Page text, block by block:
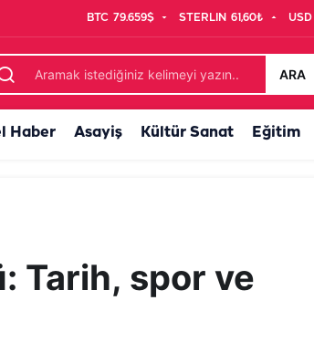
BTC 79.659$ STERLIN 61,60₺ USD
ARA
Haber Asayiş Kültür Sanat Eğitim
Tarih, spor ve